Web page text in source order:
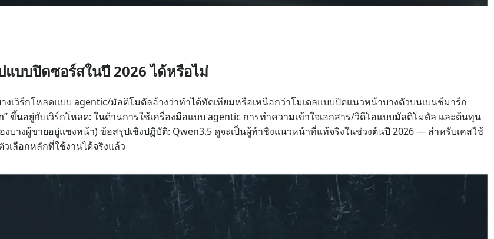
บบปิดซอร์สในปี 2026 ได้หรือไม่
เวิร์กโหลดแบบ agentic/มัลติโมดัลอ้างว่าทำได้ทัดเทียมหรือเหนือกว่าโมเดลแบบปิดแนวหน้าบางตัวบนเบนช์มาร์ก
ขึ้นอยู่กับเวิร์กโหลด: ในด้านการใช้เครื่องมือแบบ agentic การทำความเข้าใจเอกสาร/วิดีโอแบบมัลติโมดัล และต้นทุน
บางผู้ขายอยู่แซงหน้า) ข้อสรุปเชิงปฏิบัติ: Qwen3.5 ดูจะเป็นผู้ท้าชิงแนวหน้าที่แท้จริงในช่วงต้นปี 2026 — สำหรับเคสใช้
เลือกหลักที่ใช้งานได้จริงแล้ว